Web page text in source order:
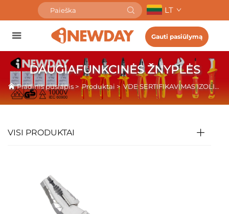
LT
Gauti pasiūlymą
DAUGIAFUNKCINĖS ŽNYPLĖS
Pradinis puslapis>Produktai>VDE SERTIFIKAVIMAS IZOLIUOTI ĮRANKIAI
VISI PRODUKTAI